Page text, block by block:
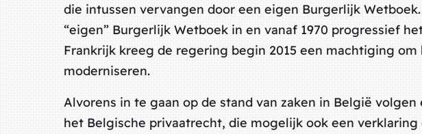
die intussen vervangen door een eigen Burgerlijk
“eigen” Burgerlijk Wetboek in en vanaf 1970 progressief
Frankrijk kreeg de regering begin 2015 een machtiging
moderniseren.
Alvorens in te gaan op de stand van zaken in België
het Belgische privaatrecht, die mogelijk ook een